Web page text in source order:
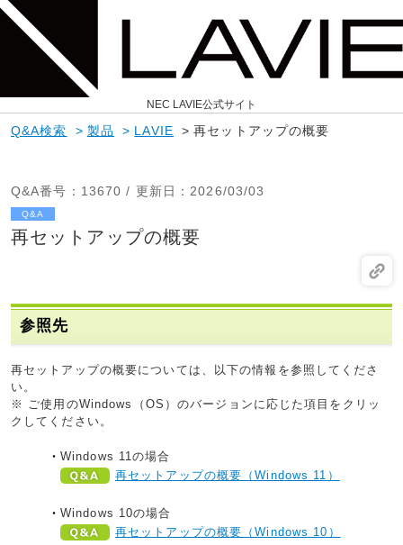
NEC LAVIE公式サイト
Q&A検索 > 製品 > LAVIE > 再セットアップの概要
Q&A番号 ：13670 / 更新日 ：2026/03/03
Q&A
再セットアップの概要
参照先
再セットアップの概要については、以下の情報を参照してくださ
い。
※ ご使用のWindows（OS）のバージョンに応じた項目をクリッ
クしてください。
Windows 11の場合
再セットアップの概要（Windows 11）
Windows 10の場合
再セットアップの概要（Windows 10）